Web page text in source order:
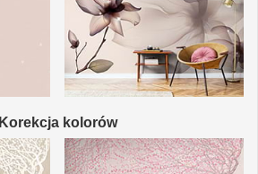
Korekcja kolorów